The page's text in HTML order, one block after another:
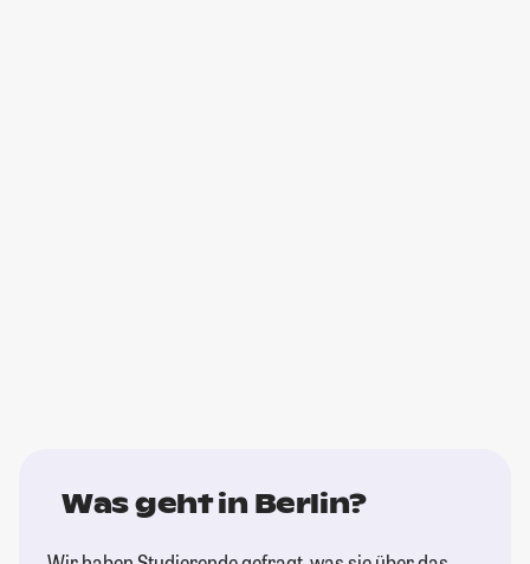
Was geht in Berlin?